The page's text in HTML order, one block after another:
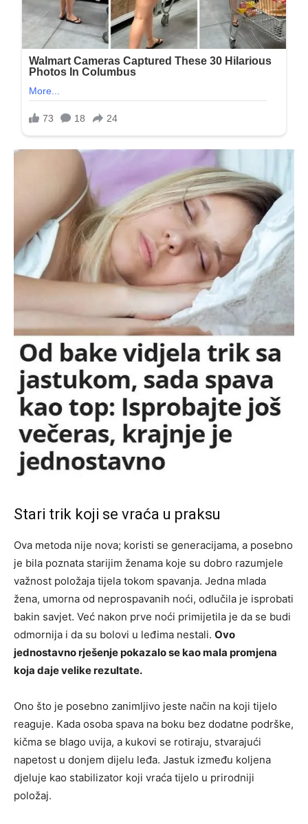
Stari trik koji se vraća u praksu
Ova metoda nije nova; koristi se generacijama, a posebno
je bila poznata starijim ženama koje su dobro razumjele
važnost položaja tijela tokom spavanja. Jedna mlada
žena, umorna od neprospavanih noći, odlučila je isprobati
bakin savjet. Već nakon prve noći primijetila je da se budi
odmornija i da su bolovi u leđima nestali. Ovo
jednostavno rješenje pokazalo se kao mala promjena
koja daje velike rezultate.
Ono što je posebno zanimljivo jeste način na koji tijelo
reaguje. Kada osoba spava na boku bez dodatne podrške,
kičma se blago uvija, a kukovi se rotiraju, stvarajući
napetost u donjem dijelu leđa. Jastuk između koljena
djeluje kao stabilizator koji vraća tijelo u prirodniji
položaj.